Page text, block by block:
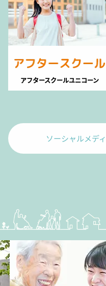
アフタースクールユニコーン
ソーシャルメデ